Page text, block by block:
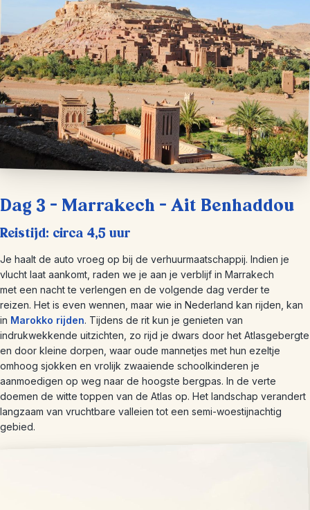
Dag 3 – Marrakech – Ait Benhaddou
Reistijd: circa 4,5 uur
Je haalt de auto vroeg op bij de verhuurmaatschappij. Indien je
vlucht laat aankomt, raden we je aan je verblijf in Marrakech
met een nacht te verlengen en de volgende dag verder te
reizen. Het is even wennen, maar wie in Nederland kan rijden, kan
in Marokko rijden. Tijdens de rit kun je genieten van
indrukwekkende uitzichten, zo rijd je dwars door het Atlasgebergte
en door kleine dorpen, waar oude mannetjes met hun ezeltje
omhoog sjokken en vrolijk zwaaiende schoolkinderen je
aanmoedigen op weg naar de hoogste bergpas. In de verte
doemen de witte toppen van de Atlas op. Het landschap verandert
langzaam van vruchtbare valleien tot een semi-woestijnachtig
gebied.